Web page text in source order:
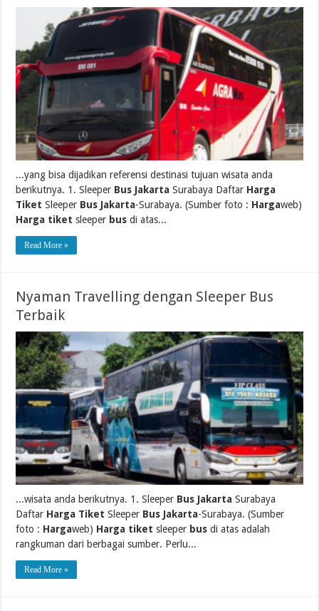
...yang bisa dijadikan referensi destinasi tujuan wisata anda
berikutnya. 1. Sleeper Bus Jakarta Surabaya Daftar Harga
Tiket Sleeper Bus Jakarta-Surabaya. (Sumber foto : Hargaweb)
Harga tiket sleeper bus di atas...
Read More »
Nyaman Travelling dengan Sleeper Bus
Terbaik
...wisata anda berikutnya. 1. Sleeper Bus Jakarta Surabaya
Daftar Harga Tiket Sleeper Bus Jakarta-Surabaya. (Sumber
foto : Hargaweb) Harga tiket sleeper bus di atas adalah
rangkuman dari berbagai sumber. Perlu...
Read More »